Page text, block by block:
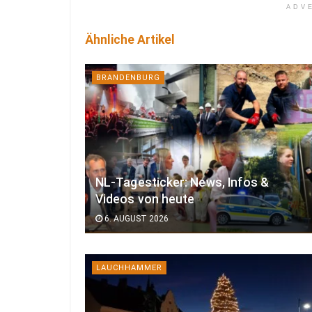
Ähnliche Artikel
BRANDENBURG
NL-Tagesticker: News, Infos &
Videos von heute
6. AUGUST 2026
LAUCHHAMMER